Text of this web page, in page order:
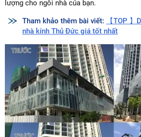
lượng cho ngôi nhà của bạn.
Tham khảo thêm bài viết:
【TOP
nhà kính Thủ Đức giá tốt nhất